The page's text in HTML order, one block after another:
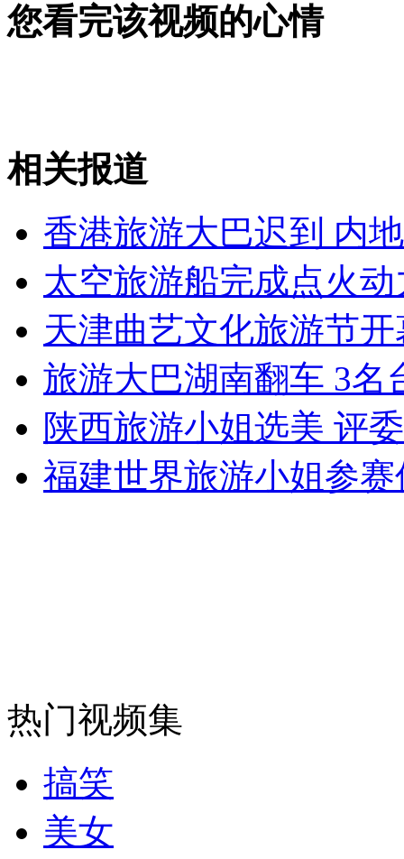
山西运城恶犬咬伤多人 警民合力深夜将其击毙
无痛分娩是否安全 医生回应
外交部：反对强权政治霸凌主义
外交部：有关国家言论片面不公正
安徽一实载49人客车翻车
司机酒驾遇交警 急速倒车逃窜
您看完该视频的心情
相关报道
香港旅游大巴迟到 内
太空旅游船完成点火
天津曲艺文化旅游节
旅游大巴湖南翻车 3名
陕西旅游小姐选美 评
福建世界旅游小姐参
热门视频集
搞笑
美女